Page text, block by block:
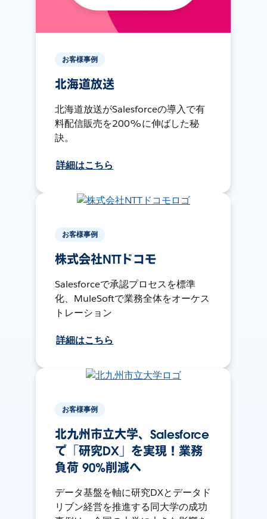
お客様事例
北海道放送
北海道放送がSalesforceの導入で有
料配信販売を200%に伸ばした秘
訣。
詳細はこちら
お客様事例
株式会社NTTドコモ
Salesforceで承認プロセスを標準
化、MuleSoftで業務全体をオーケス
トレーション
詳細はこちら
お客様事例
北九州市立大学、Salesforce
で「研究DX」を実現！業務
負荷 90%削減へ
データ基盤を軸に研究DXとデータド
リブン経営を推進する同大学の成功